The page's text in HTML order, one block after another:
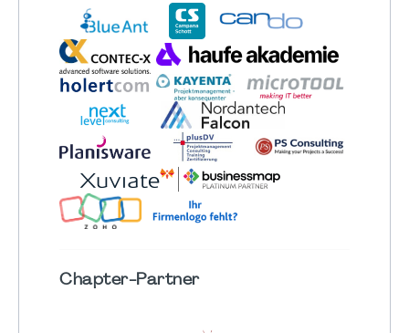
Chapter-Partner